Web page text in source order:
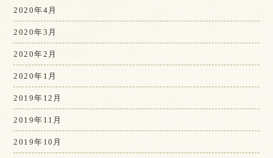
2020年4月
2020年3月
2020年2月
2020年1月
2019年12月
2019年11月
2019年10月